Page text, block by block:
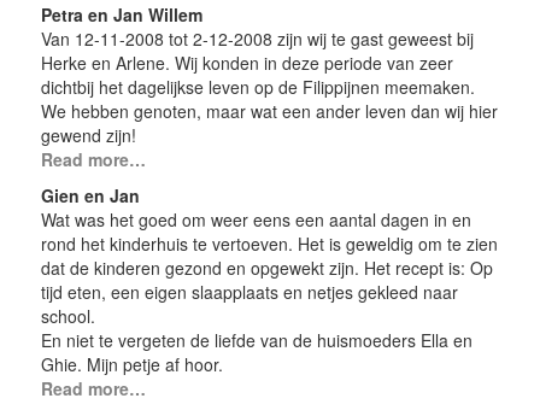
Petra en Jan Willem
Van 12-11-2008 tot 2-12-2008 zijn wij te gast geweest bij
Herke en Arlene. Wij konden in deze periode van zeer
dichtbij het dagelijkse leven op de Filippijnen meemaken.
We hebben genoten, maar wat een ander leven dan wij hier
gewend zijn!
Read more…
Gien en Jan
Wat was het goed om weer eens een aantal dagen in en
rond het kinderhuis te vertoeven. Het is geweldig om te zien
dat de kinderen gezond en opgewekt zijn. Het recept is: Op
tijd eten, een eigen slaapplaats en netjes gekleed naar
school.
En niet te vergeten de liefde van de huismoeders Ella en
Ghie. Mijn petje af hoor.
Read more…